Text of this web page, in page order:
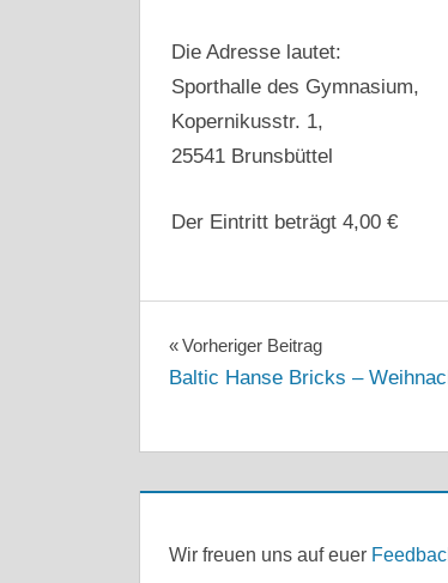
Die Adresse lautet:
Sporthalle des Gymnasium,
Kopernikusstr. 1,
25541 Brunsbüttel
Der Eintritt beträgt 4,00 €
AUSSTELLUNGEN
2024
AUSSTELLUNG
BRUNSBÜTTEL
Vorheriger Beitrag
Baltic Hanse Bricks –
Wir freuen uns auf euer